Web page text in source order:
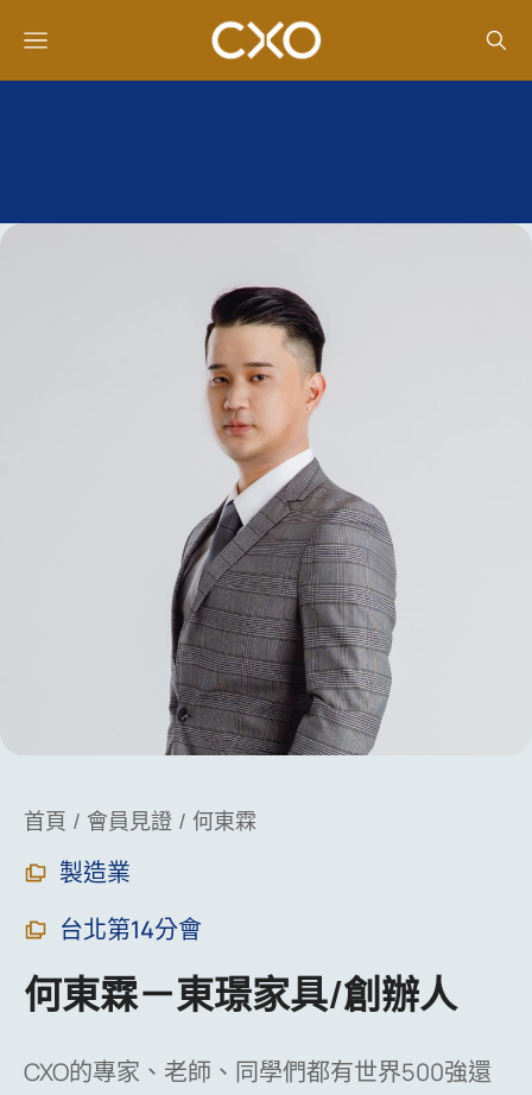
You are here:
首頁 會員見證 何東霖
製造業
台北第14分會
何東霖－東璟家具/創辦人
CXO的專家、老師、同學們都有世界500強還